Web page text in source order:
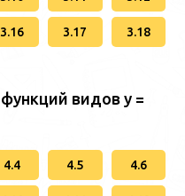
3.16 3.17 3.18
видов у =
4.4 4.5 4.6